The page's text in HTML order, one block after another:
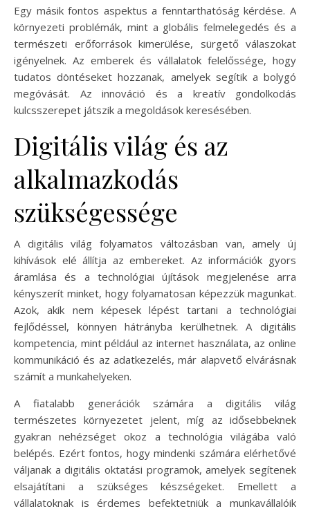
Egy másik fontos aspektus a fenntarthatóság kérdése. A
környezeti problémák, mint a globális felmelegedés és a
természeti erőforrások kimerülése, sürgető válaszokat
igényelnek. Az emberek és vállalatok felelőssége, hogy
tudatos döntéseket hozzanak, amelyek segítik a bolygó
megóvását. Az innováció és a kreatív gondolkodás
kulcsszerepet játszik a megoldások keresésében.
Digitális világ és az
alkalmazkodás
szükségessége
A digitális világ folyamatos változásban van, amely új
kihívások elé állítja az embereket. Az információk gyors
áramlása és a technológiai újítások megjelenése arra
kényszerít minket, hogy folyamatosan képezzük magunkat.
Azok, akik nem képesek lépést tartani a technológiai
fejlődéssel, könnyen hátrányba kerülhetnek. A digitális
kompetencia, mint például az internet használata, az online
kommunikáció és az adatkezelés, már alapvető elvárásnak
számít a munkahelyeken.
A fiatalabb generációk számára a digitális világ
természetes környezetet jelent, míg az idősebbeknek
gyakran nehézséget okoz a technológia világába való
belépés. Ezért fontos, hogy mindenki számára elérhetővé
váljanak a digitális oktatási programok, amelyek segítenek
elsajátítani a szükséges készségeket. Emellett a
vállalatoknak is érdemes befektetniük a munkavállalóik